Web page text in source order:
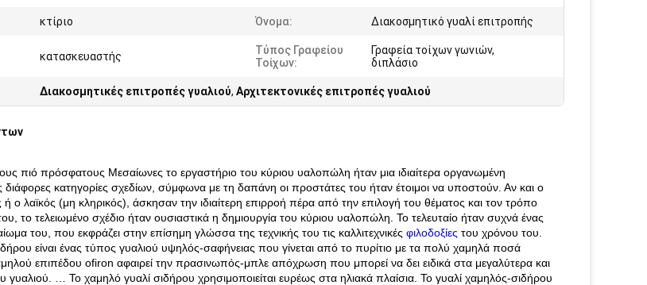
κτίριο Όνομα: Διακοσμητικό γυαλί επιτροπής
κατασκευαστής
Τύπος Γραφείου
Τοίχων:
Γραφεία τοίχων γωνιών,
διπλάσιο
Διακοσμητικές επιτροπές γυαλιού, Αρχιτεκτονικές επιτροπές γυαλιού
πιό πρόσφατους Μεσαίωνες το εργαστήριο του κύριου υαλοπώλη ήταν μια ιδιαίτερα οργανωμένη
διάφορες κατηγορίες σχεδίων, σύμφωνα με τη δαπάνη οι προστάτες του ήταν έτοιμοι να υποστούν. Αν και ο
ο λαϊκός (μη κληρικός), άσκησαν την ιδιαίτερη επιρροή πέρα από την επιλογή του θέματος και τον τρόπο
το τελειωμένο σχέδιο ήταν ουσιαστικά η δημιουργία του κύριου υαλοπώλη. Το τελευταίο ήταν συχνά ένας
του, που εκφράζει στην επίσημη γλώσσα της τεχνικής του τις καλλιτεχνικές φιλοδοξίες του χρόνου του.
είναι ένας τύπος γυαλιού υψηλός-σαφήνειας που γίνεται από το πυρίτιο με τα πολύ χαμηλά ποσά
επιπέδου ofiron αφαιρεί την πρασινωπός-μπλε απόχρωση που μπορεί να δει ειδικά στα μεγαλύτερα και
γυαλιού. … Το χαμηλό γυαλί σιδήρου χρησιμοποιείται ευρέως στα ηλιακά πλαίσια. Το γυαλί χαμηλός-σιδήρου